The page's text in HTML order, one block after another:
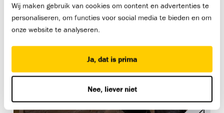
Wij maken gebruik van cookies om content en advertenties te
personaliseren, om functies voor social media te bieden en om
onze website te analyseren.
Ja, dat is prima
Nee, liever niet